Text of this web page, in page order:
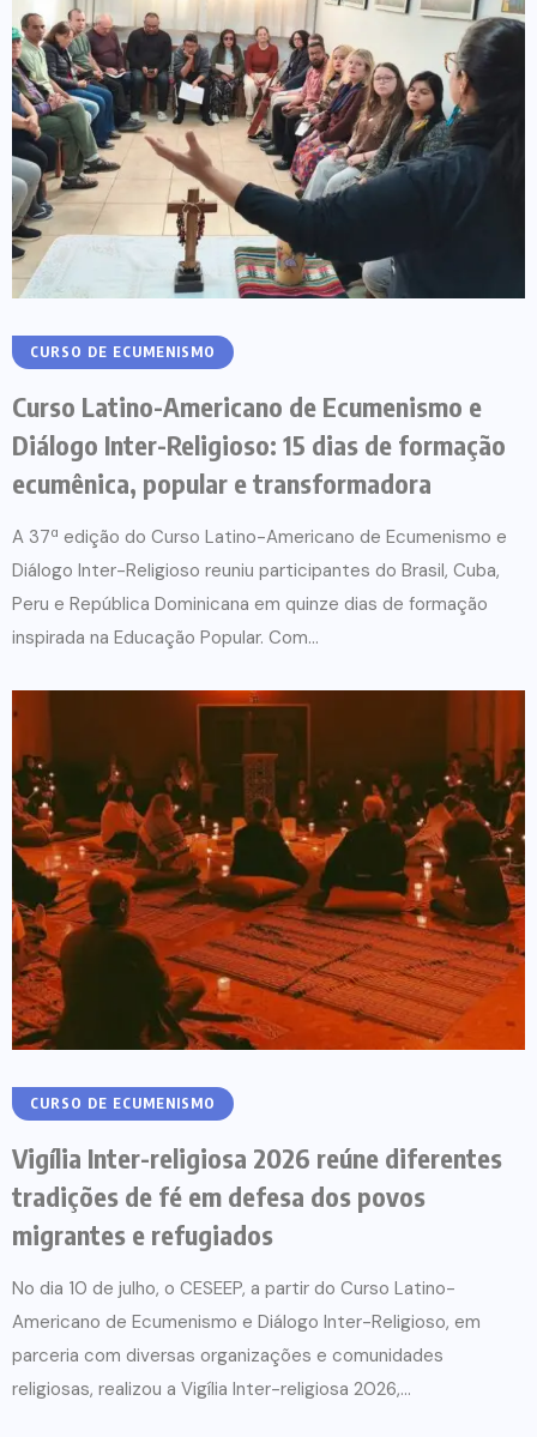
CURSO DE ECUMENISMO
Curso Latino-Americano de Ecumenismo e
Diálogo Inter-Religioso: 15 dias de formação
ecumênica, popular e transformadora
A 37ª edição do Curso Latino-Americano de Ecumenismo e
Diálogo Inter-Religioso reuniu participantes do Brasil, Cuba,
Peru e República Dominicana em quinze dias de formação
inspirada na Educação Popular. Com...
CURSO DE ECUMENISMO
Vigília Inter-religiosa 2026 reúne diferentes
tradições de fé em defesa dos povos
migrantes e refugiados
No dia 10 de julho, o CESEEP, a partir do Curso Latino-
Americano de Ecumenismo e Diálogo Inter-Religioso, em
parceria com diversas organizações e comunidades
religiosas, realizou a Vigília Inter-religiosa 2026,...